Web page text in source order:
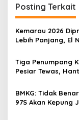
g
a
s
i
p
o
s
Posting Terkait
Kemarau 2026
Lebih Panjang, El
Kekeringan
Tiga Penumpang
Pesiar Tewas,
Ungkap Cara
BMKG: Tidak
97S Akan Kepung